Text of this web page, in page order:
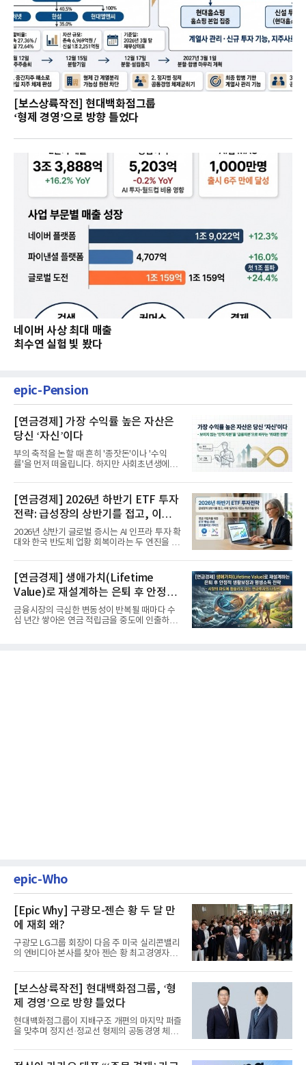
[보스상륙작전] 현대백화점그룹
‘형제 경영’으로 방향 틀었다
네이버 사상 최대 매출
최수연 실험 빛 봤다
epic-Pension
[연금경제] 가장 수익률 높은 자산은
당신 ‘자신’이다
부의 축적을 논할 때 흔히 '종잣돈'이나 '수익
률'을 먼저 떠올립니다. 하지만 사회초년생에게
[연금경제] 2026년 하반기 ETF 투자
전략: 급성장의 상반기를 접고, 이제
'실적'이 가르는 하반기를 맞다
2026년 상반기 글로벌 증시는 AI 인프라 투자 확
대와 한국 반도체 업황 회복이라는 두 엔진을 달
[연금경제] 생애가치(Lifetime
Value)로 재설계하는 은퇴 후 안정적
생활보장과 평생소득 전략
금융시장의 극심한 변동성이 반복될 때마다 수
십 년간 쌓아온 연금 적립금을 중도에 인출하거
epic-Who
[Epic Why] 구광모-젠슨 황 두 달 만
에 재회 왜?
구광모 LG그룹 회장이 다음 주 미국 실리콘밸리
의 엔비디아 본사를 찾아 젠슨 황 최고경영자
[보스상륙작전] 현대백화점그룹, ‘형
제 경영’으로 방향 틀었다
현대백화점그룹이 지배구조 개편의 마지막 퍼즐
을 맞추며 정지선·정교선 형제의 공동경영 체제